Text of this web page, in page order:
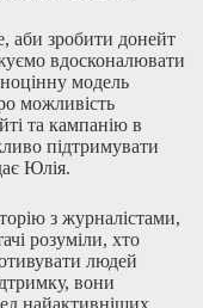
аби зробити донейт
вдосконалювати
модель
можливість
та кампанію в
підтримувати
Юлія.
з журналістами,
розуміли, хто
людей
вони
найактивніших